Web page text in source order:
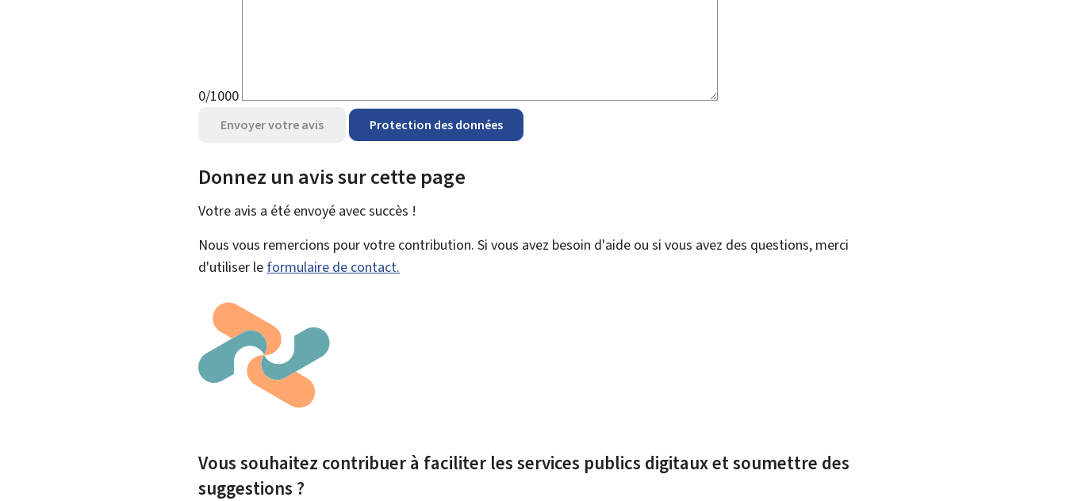
0/1000
Envoyer votre avis Protection des données
Donnez un avis sur cette page
Votre avis a été envoyé avecsuccès !
Nous vous remercions pour votre contribution. Si vous avez besoin d'aide ou si vous avez des questions, merci
d'utiliser le formulaire de contact.
Vous souhaitez contribuer à faciliter les services publics digitaux et soumettre des
suggestions ?